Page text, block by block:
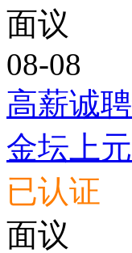
面议
08-08
高薪诚
金坛上
已认证
面议